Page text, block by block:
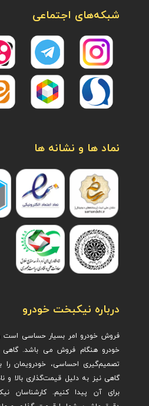
شبکه‌های اجتماعی
نماد ها و نشانه ها
درباره نیکبخت خودرو
فروش خودرو امر بسیار حساسی است
خودرو هنگام فروش می باشد.
تصمیم‌گیری احساسی، خودرویمان
گاهی نیز به دلیل قیمت‌گذاری بالا و
برای آن پیدا کنیم. کارشناسان